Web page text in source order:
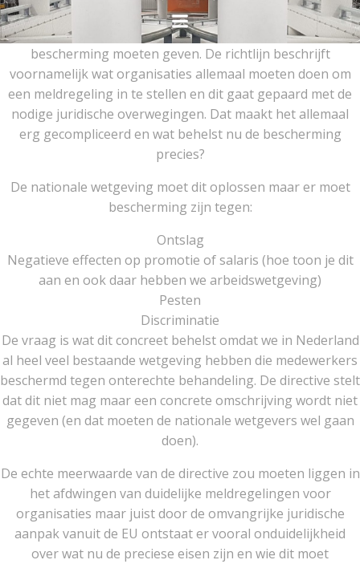
Ga
naar
de
inhoud
De nieuwe EU richtlijn zou klokkenluiders meer
bescherming moeten geven. De richtlijn beschrijft
voornamelijk wat organisaties allemaal moeten doen om
een meldregeling in te stellen en dit gaat gepaard met de
nodige juridische overwegingen. Dat maakt het allemaal
erg gecompliceerd en wat behelst nu de bescherming
precies?
De nationale wetgeving moet dit oplossen maar er moet
bescherming zijn tegen:
Ontslag
Negatieve effecten op promotie of salaris (hoe toon je dit
aan en ook daar hebben we arbeidswetgeving)
Pesten
Discriminatie
De vraag is wat dit concreet behelst omdat we in Nederland
al heel veel bestaande wetgeving hebben die medewerkers
beschermd tegen onterechte behandeling. De directive stelt
dat dit niet mag maar een concrete omschrijving wordt niet
gegeven (en dat moeten de nationale wetgevers wel gaan
doen).
De echte meerwaarde van de directive zou moeten liggen in
het afdwingen van duidelijke meldregelingen voor
organisaties maar juist door de omvangrijke juridische
aanpak vanuit de EU ontstaat er vooral onduidelijkheid
over wat nu de preciese eisen zijn en wie dit moet